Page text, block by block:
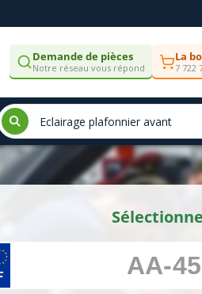
Demande de pièces
Notre réseau vous répond
La
7 722